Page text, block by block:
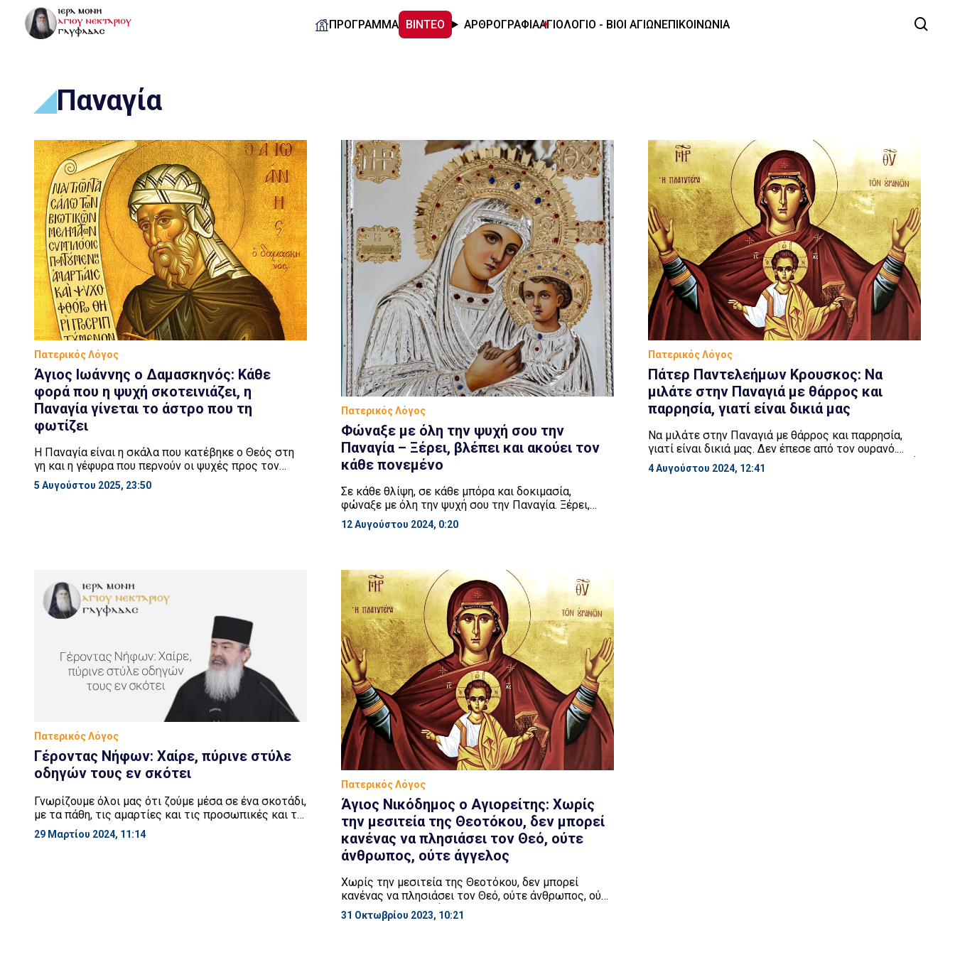
ΠΡΟΓΡΑΜΜΑ ΒΙΝΤΕΟ ΑΡΘΡΟΓΡΑΦΙΑΑΓΙΟΛΟΓΙΟ - ΒΙΟΙ ΑΓΙΩΝΕΠΙΚΟΙΝΩΝΙΑ
Παναγία
Πατερικός Λόγος
Άγιος Ιωάννης ο Δαμασκηνός: Κάθε
φορά που η ψυχή σκοτεινιάζει, η
Παναγία γίνεται το άστρο που τη
φωτίζει
Η Παναγία είναι η σκάλα που κατέβηκε ο Θεός στη
γη και η γέφυρα που περνούν οι ψυχές προς τον
Ουρανό. Σε κάθε στεναγμό μας, Εκείνη σκύβει
πρώτη. Σε κάθε δάκρυ μας, Εκείνη παρακαλεί πριν
5 Αυγούστου 2025, 23:50
Πατερικός Λόγος
Φώναξε με όλη την ψυχή σου την
Παναγία – Ξέρει, βλέπει και ακούει τον
κάθε πονεμένο
Σε κάθε θλίψη, σε κάθε μπόρα και δοκιμασία,
φώναξε με όλη την ψυχή σου την Παναγία. Ξέρει,
βλέπει και ακούει τον κάθε πονεμένο.
12 Αυγούστου 2024, 0:20
Πατερικός Λόγος
Πάτερ Παντελεήμων Κρουσκος: Να
μιλάτε στην Παναγιά με θάρρος και
παρρησία, γιατί είναι δικιά μας
Να μιλάτε στην Παναγιά με θάρρος και παρρησία,
γιατί είναι δικιά μας. Δεν έπεσε από τον ουρανό.
Είναι δικιά μας! Είναι κόρη των ανθρώπων. Και Αυτή
θα σας ακούει. Πάτερ Παντελεήμων Κρουσκος
4 Αυγούστου 2024, 12:41
Πατερικός Λόγος
Γέροντας Νήφων: Χαίρε, πύρινε στύλε
οδηγών τους εν σκότει
Γνωρίζουμε όλοι μας ότι ζούμε μέσα σε ένα σκοτάδι,
με τα πάθη, τις αμαρτίες και τις προσωπικές και τις
εθνικές και τις παγκόσμιες, κατά το δη λεγόμενον
εφτάσαμε στον πάτο. Δεν ξέρω αν έχει πιο κάτω.
29 Μαρτίου 2024, 11:14
Πατερικός Λόγος
Άγιος Νικόδημος ο Αγιορείτης: Χωρίς
την μεσιτεία της Θεοτόκου, δεν μπορεί
κανένας να πλησιάσει τον Θεό, ούτε
άνθρωπος, ούτε άγγελος
Χωρίς την μεσιτεία της Θεοτόκου, δεν μπορεί
κανένας να πλησιάσει τον Θεό, ούτε άνθρωπος, ούτε
άγγελος, διότι αυτή μόνη βρίσκεται στο σημείο
μεταξύ της Ακτίστου Αγίας Τριάδος και της κτιστής
31 Οκτωβρίου 2023, 10:21